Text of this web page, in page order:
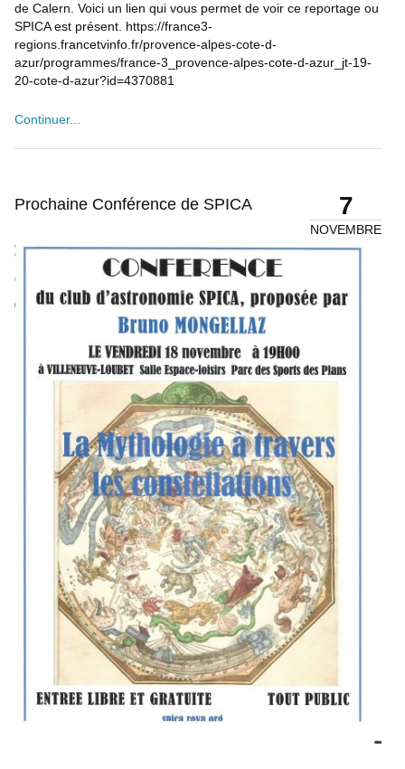
de Calern. Voici un lien qui vous permet de voir ce reportage ou
SPICA est présent. https://france3-
regions.francetvinfo.fr/provence-alpes-cote-d-
azur/programmes/france-3_provence-alpes-cote-d-azur_jt-19-
20-cote-d-azur?id=4370881
Continuer...
7
NOVEMBRE
Prochaine Conférence de SPICA